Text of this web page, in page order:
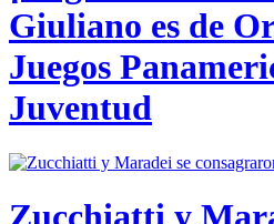
Giuliano es de
Juegos
Juventud